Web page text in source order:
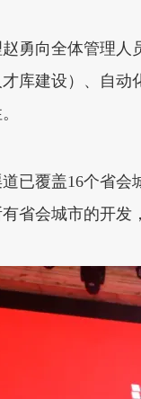
勇向全体管理人
库建设）、自动
已覆盖16个省
省会城市的开发